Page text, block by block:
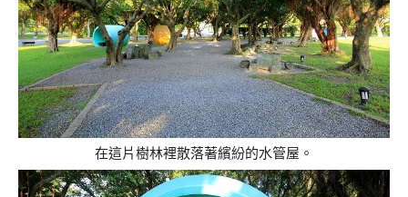
在這片樹林裡散落著繽紛的水管屋。